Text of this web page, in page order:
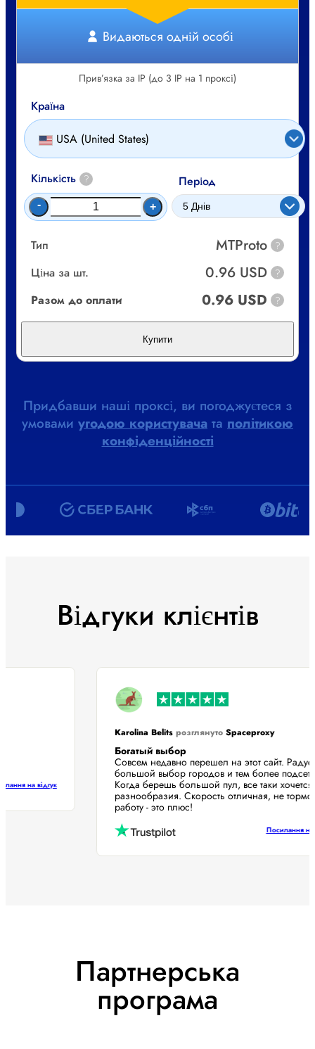
Видаються одній особі
Прив’язка за IP (до 3 IP на 1 проксі)
Країна
USA (United States)
Кількість ?
- +
Період
Тип MTProto ?
Ціна за шт. 0.96 USD ?
Разом до оплати 0.96 USD ?
Купити
Придбавши наші проксі, ви погоджуєтеся з
умовами угодою користувача та політикою
конфіденційності
Відгуки клієнтів
на відгук
Karolina BelitsрозглянутоSpaceproxy
Богатый выбор
Совсем недавно перешел на этот сайт.
большой выбор городов и тем более
Когда берешь большой пул, все таки
разнообразия. Скорость отличная, не
работу - это плюс!
Посилання
Партнерська
програма